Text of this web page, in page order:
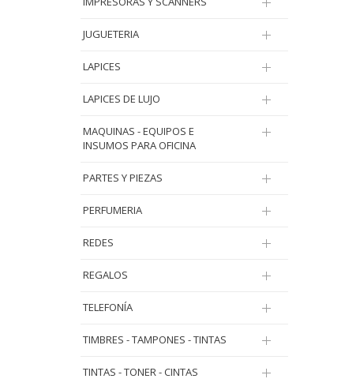
JUGUETERIA
LAPICES
LAPICES DE LUJO
MAQUINAS - EQUIPOS E
INSUMOS PARA OFICINA
PARTES Y PIEZAS
PERFUMERIA
REDES
REGALOS
TELEFONÍA
TIMBRES - TAMPONES - TINTAS
TINTAS - TONER - CINTAS